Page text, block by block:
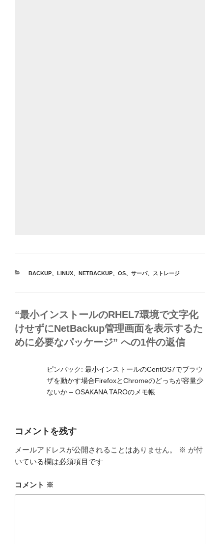
カ
BACKUP、 LINUX、 NETBACKUP、 OS、 サーバ、 ストレージ
“最小インストールのRHEL7環境で文字化
けせずにNetBackup管理画面を表示するた
めに必要なパッケージ” への1件の返信
ピンバック: 最小インストールのCentOS7でブラウ
ザを動かす場合FirefoxとChromeのどっちが容量少
ないか – OSAKANA TAROのメモ帳
コメントを残す
メールアドレスが公開されることはありません。 ※ が付
いている欄は必須項目です
コメント ※